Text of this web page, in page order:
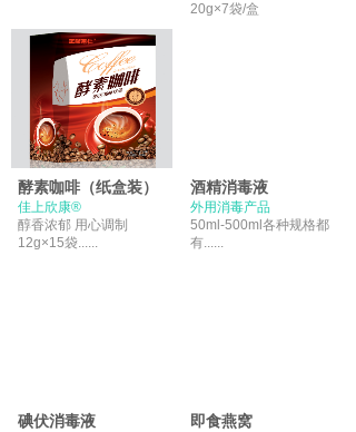
20g×7袋/盒
酵素咖啡（纸盒装）
佳上欣康®
醇香浓郁 用心调制
12g×15袋......
酒精消毒液
外用消毒产品
50ml-500ml各种规格都
有......
碘伏消毒液 即食燕窝